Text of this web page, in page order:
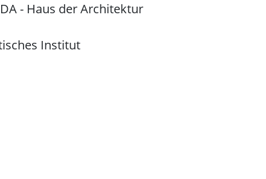
- Haus der Architektur
Institut